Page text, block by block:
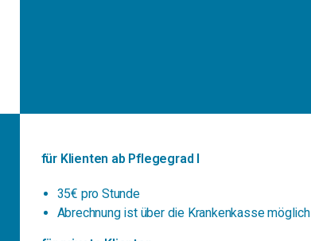
für Klienten ab Pflegegrad I
35€ pro Stunde
Abrechnung ist über die Krankenkasse möglich